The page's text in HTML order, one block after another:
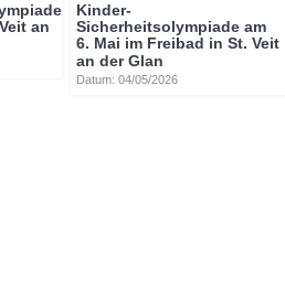
an
Kinder-
Sicherheitsolympiade am
6. Mai im Freibad in St. Veit
an der Glan
Datum: 04/05/2026